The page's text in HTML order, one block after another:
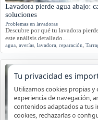
Lavadora pierde agua abajo:
soluciones
Problemas en lavadoras
Descubre por qué tu lavadora
este análisis detallado.…
agua averías lavadora reparación
Tu privacidad es
Utilizamos cookies propias
experiencia de navegación,
contenidos adaptados a tus
cookies, rechazarlas o